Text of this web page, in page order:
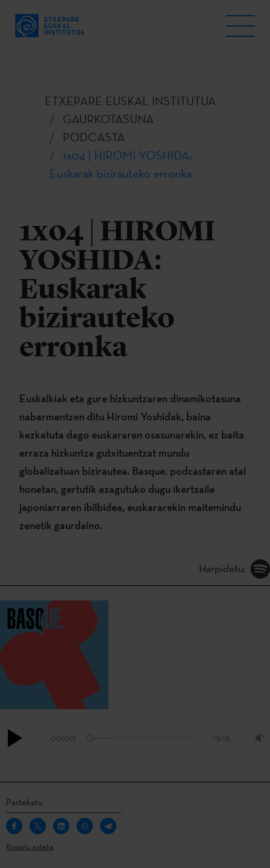
ETXEPARE EUSKAL INSTITUTUA
GAURKOTASUNA
PODCASTA
1x04 | HIROMI YOSHIDA:
Euskarak bizirauteko erronka
1x04 | HIROMI
YOSHIDA:
Euskarak
bizirauteko
erronka
Euskalkiak eta gure hizkuntzaren dinamikotasuna
nabarmentzen ditu Hiromi Yoshidak, baina
kezkatuta dago euskararen osasunarekin, ez baita
erraza hizkuntza gutxituentzat mundu
globalizatuan bizirautea. Basque. podcastaren atal
honetan, gertutik ezagutuko dugu ikertzaile
japoniarraren ibilbidea, euskararekin maitemindu
zenetik gaurdaino.
Harpidetu:
00:00 19:16
Partekatu
Kopiatu esteka